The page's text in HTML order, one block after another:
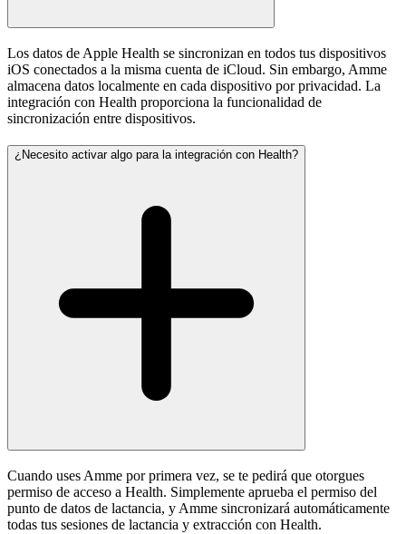
Los datos de Apple Health se sincronizan en todos tus dispositivos
iOS conectados a la misma cuenta de iCloud. Sin embargo, Amme
almacena datos localmente en cada dispositivo por privacidad. La
integración con Health proporciona la funcionalidad de
sincronización entre dispositivos.
¿Necesito activar algo para la integración con Health?
Cuando uses Amme por primera vez, se te pedirá que otorgues
permiso de acceso a Health. Simplemente aprueba el permiso del
punto de datos de lactancia, y Amme sincronizará automáticamente
todas tus sesiones de lactancia y extracción con Health.